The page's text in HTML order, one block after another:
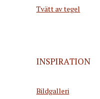
Tvätt av tegel
INSPIRATION
Bildgalleri